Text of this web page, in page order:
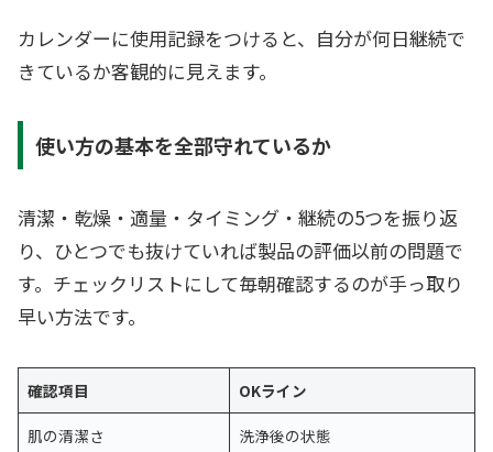
カレンダーに使用記録をつけると、自分が何日継続で
きているか客観的に見えます。
使い方の基本を全部守れているか
清潔・乾燥・適量・タイミング・継続の5つを振り返
り、ひとつでも抜けていれば製品の評価以前の問題で
す。チェックリストにして毎朝確認するのが手っ取り
早い方法です。
確認項目 OKライン
肌の清潔さ 洗浄後の状態